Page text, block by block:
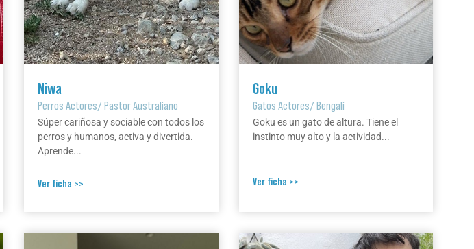
Niwa
Perros Actores/Pastor Australiano
Súper cariñosa y sociable con todos los
perros y humanos, activa y divertida.
Aprende...
Ver ficha >>
Goku
Gatos Actores/Bengalí
Goku es un gato de altura. Tiene el
instinto muy alto y la actividad...
Ver ficha >>